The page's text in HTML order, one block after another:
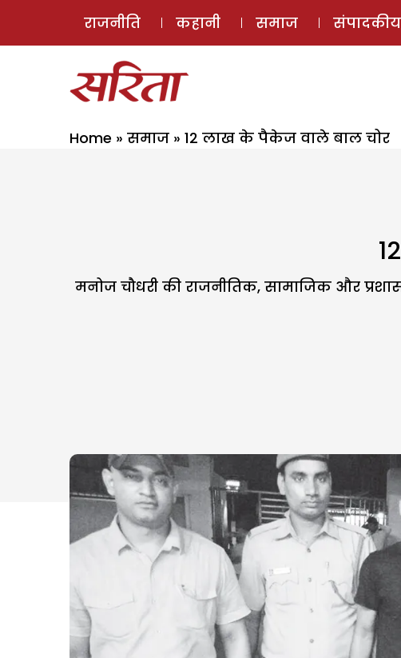
राजनीति कहानी समाज संपादकीय
Home » समाज » 12 लाख के पैकेज वाले बाल चोर
मनोज चौधरी की राजनीतिक, सामाजिक और